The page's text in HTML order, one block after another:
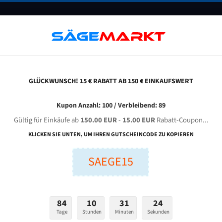
FAQ GUTSCHEINE BLOG KONTAKT
H-360 HB für 4420 mm Bi-Metall
Breite (mm):
GLÜCKWUNSCH! 15 € RABATT AB 150 € EINKAUFSWERT
Kupon Anzahl: 100 / Verbleibend: 89
Gültig für Einkäufe ab150.00 EUR- 15.00 EURRabatt-Coupon...
KLICKEN SIE UNTEN, UM IHREN GUTSCHEINCODE ZU KOPIEREN
SAEGE15
84
Tage
10
Stunden
31
Minuten
23
Sekunden